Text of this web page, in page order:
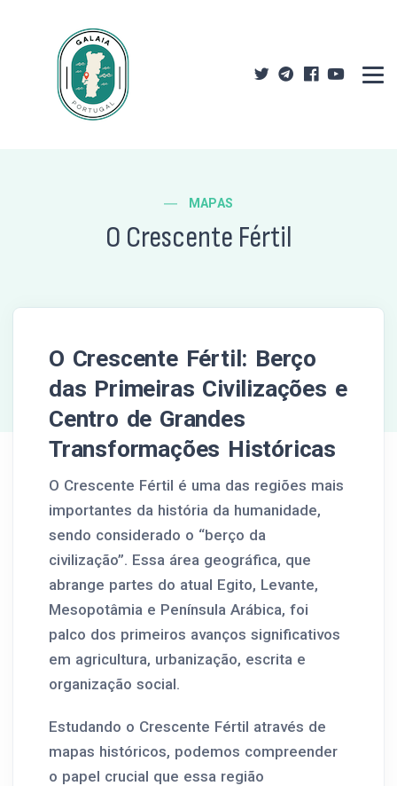
MAPAS
O Crescente Fértil
O Crescente Fértil: Berço
das Primeiras Civilizações e
Centro de Grandes
Transformações Históricas
O Crescente Fértil é uma das regiões mais
importantes da história da humanidade,
sendo considerado o “berço da
civilização”. Essa área geográfica, que
abrange partes do atual Egito, Levante,
Mesopotâmia e Península Arábica, foi
palco dos primeiros avanços significativos
em agricultura, urbanização, escrita e
organização social.
Estudando o Crescente Fértil através de
mapas históricos, podemos compreender
o papel crucial que essa região